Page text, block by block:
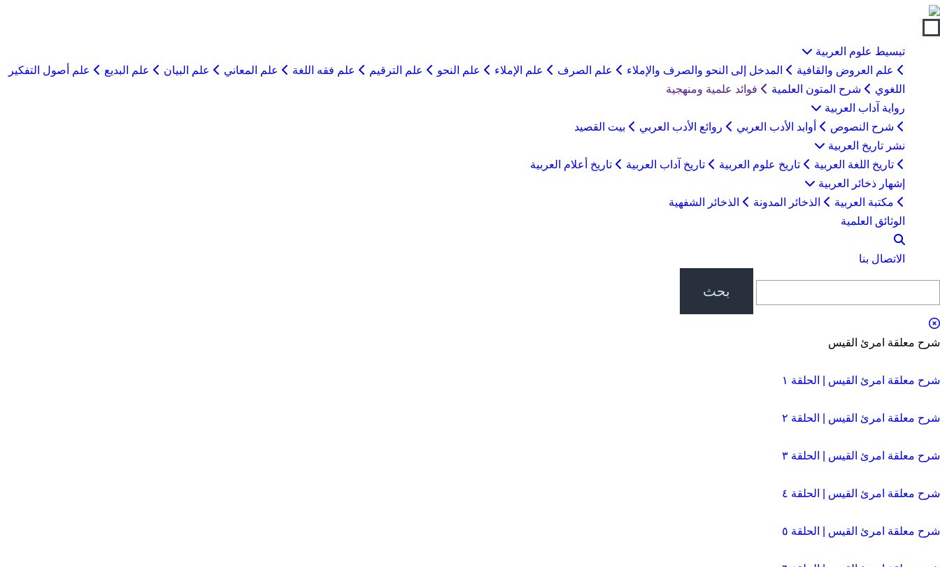
التخطي
المحتوىتبسيط علوم العربية
علم العروض والقافية
المدخل إلى النحو والصرف والإملاء علم الصرف علم الإملاء علم النحو علم الترقيم علم فقه اللغة علم المعاني علم البيان علم البديع
علم أصول التفكير
اللغوي
شرح المتون العلمية
فوائد علمية ومنهجية
رواية آداب العربية
شرح النصوص
أوابد الأدب العربي روائع الأدب العربي
بيت القصيد
نشر تاريخ العربية
تاريخ اللغة العربية
تاريخ علوم العربية تاريخ آداب العربية
تاريخ أعلام العربية
إشهار ذخائر العربية
مكتبة العربية
الذخائر المدونة
الذخائر الشفهية
الوثائق العلمية
الاتصال بنا
شرح معلقة امرئ القيس
شرح معلقة امرئ القيس | الحلقة ١
شرح معلقة امرئ القيس | الحلقة ٢
شرح معلقة امرئ القيس | الحلقة ٣
شرح معلقة امرئ القيس | الحلقة ٤
شرح معلقة امرئ القيس | الحلقة ٥